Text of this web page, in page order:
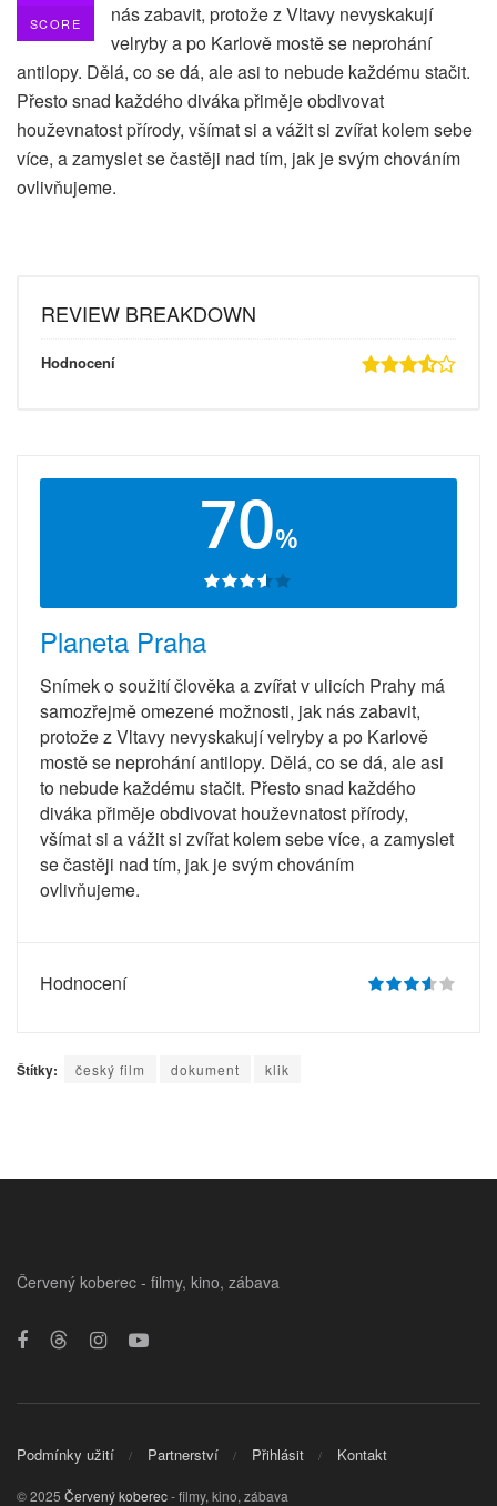
SCORE
nás zabavit, protože z Vltavy nevyskakují
velryby a po Karlově mostě se neprohání
antilopy. Dělá, co se dá, ale asi to nebude každému stačit.
Přesto snad každého diváka přiměje obdivovat
houževnatost přírody, všímat si a vážit si zvířat kolem sebe
více, a zamyslet se častěji nad tím, jak je svým chováním
ovlivňujeme.
REVIEW BREAKDOWN
Hodnocení
70%
Planeta Praha
Snímek o soužití člověka a zvířat v ulicích Prahy má
samozřejmě omezené možnosti, jak nás zabavit,
protože z Vltavy nevyskakují velryby a po Karlově
mostě se neprohání antilopy. Dělá, co se dá, ale asi
to nebude každému stačit. Přesto snad každého
diváka přiměje obdivovat houževnatost přírody,
všímat si a vážit si zvířat kolem sebe více, a zamyslet
se častěji nad tím, jak je svým chováním
ovlivňujeme.
Hodnocení
Štítky: český film dokument klik
Červený koberec - filmy, kino, zábava
Podmínky užití Partnerství Přihlásit Kontakt
© 2025 Červený koberec- filmy, kino, zábava